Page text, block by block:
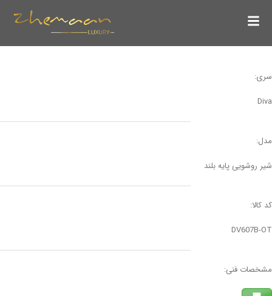
سری:
Diva
مدل:
شیر روشویی پایه بلند
کد کالا:
DV607B-OT
مشخصات فنی: